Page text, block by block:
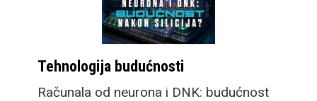
Tehnologija budućnosti
Računala od neurona i DNK: budućnost